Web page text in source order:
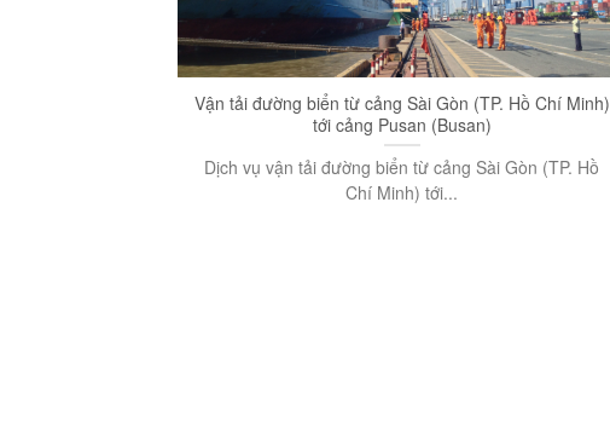
Vận tải đường biển từ cảng Sài Gòn (TP. Hồ Chí Minh)
tới cảng Pusan (Busan)
Dịch vụ vận tải đường biển từ cảng Sài Gòn (TP. Hồ
Chí Minh) tới...